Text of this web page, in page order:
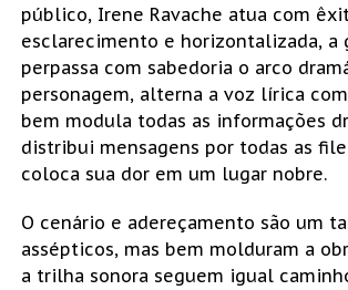
público, Irene Ravache atua com
esclarecimento e horizontalizada, a
perpassa com sabedoria o arco
personagem, alterna a voz lírica
bem modula todas as informações
distribui mensagens por todas as
coloca sua dor em um lugar nobre.
O cenário e adereçamento são um
assépticos, mas bem molduram a
a trilha sonora seguem igual